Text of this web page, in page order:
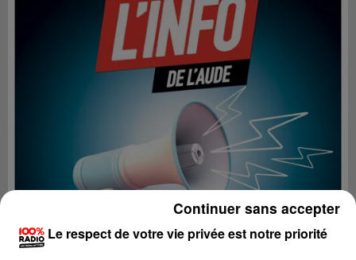
Le respect de votre vie privée est notre priorité
Continuer sans accepter